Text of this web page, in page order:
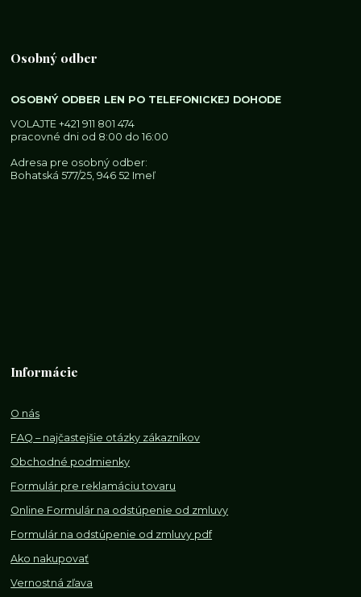
Osobný odber
OSOBNÝ ODBER LEN PO TELEFONICKEJ DOHODE
VOLAJTE+421 911 801 474
pracovné dni od 8:00 do 16:00
Adresa pre osobný odber:
Bohatská 577/25, 946 52 Imeľ
Informácie
O nás
FAQ – najčastejšie otázky zákazníkov
Obchodné podmienky
Formulár pre reklamáciu tovaru
Online Formulár na odstúpenie od zmluvy
Formulár na odstúpenie od zmluvy pdf
Ako nakupovať
Vernostná zľava